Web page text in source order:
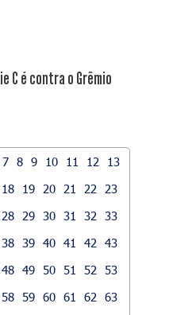
C é contra o Grêmio
7 8 9 10 11 12
13
18 19 20 21 22
23
28 29 30 31 32
33
38 39 40 41 42
43
48 49 50 51 52
53
58 59 60 61 62
63